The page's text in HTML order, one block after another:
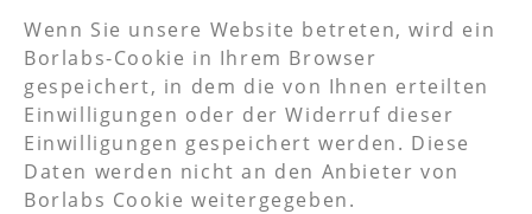
Wenn Sie unsere Website betreten, wird ein
Borlabs-Cookie in Ihrem Browser
gespeichert, in dem die von Ihnen erteilten
Einwilligungen oder der Widerruf dieser
Einwilligungen gespeichert werden. Diese
Daten werden nicht an den Anbieter von
Borlabs Cookie weitergegeben.